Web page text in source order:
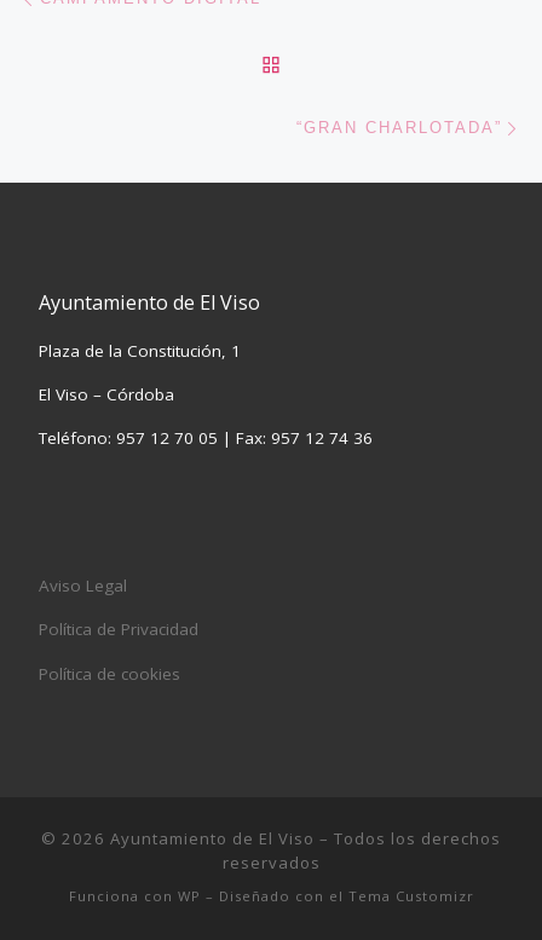
“GRAN CHARLOTADA”
Ayuntamiento de El Viso
Plaza de la Constitución, 1
El Viso – Córdoba
Teléfono: 957 12 70 05 | Fax: 957 12 74 36
Aviso Legal
Política de Privacidad
Política de cookies
© 2026 Ayuntamiento de El Viso – Todos los derechos
reservados
Funciona con WP – Diseñado con el Tema Customizr